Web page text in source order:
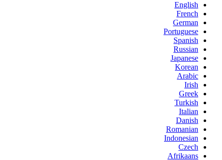
English
French
German
Portuguese
Spanish
Russian
Japanese
Korean
Arabic
Irish
Greek
Turkish
Italian
Danish
Romanian
Indonesian
Czech
Afrikaans